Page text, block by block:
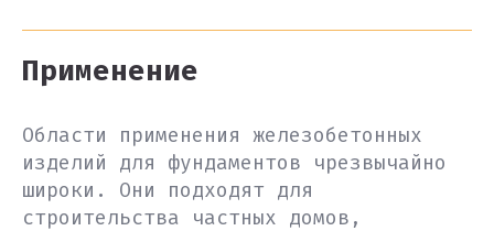
Применение
Области применения железобетонных
изделий для фундаментов чрезвычайно
широки. Они подходят для
строительства частных домов,